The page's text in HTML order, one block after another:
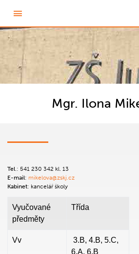
Mgr. Ilona
Tel .: 541 230 342 kl. 13
E-mail: mikelova@zskj.cz
Kabinet: kancelář školy
Vyučované
předměty
Třída
Vv
3.B, 4.B, 5.C,
6.A, 6.B